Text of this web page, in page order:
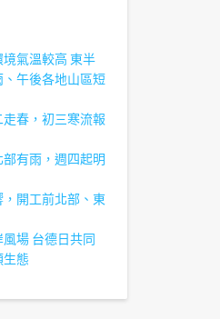
氣溫較高 東半
午後各地山區短
走春，初三寒流報
部有雨，週四起明
，開工前北部、東
場 台德日共同
生態